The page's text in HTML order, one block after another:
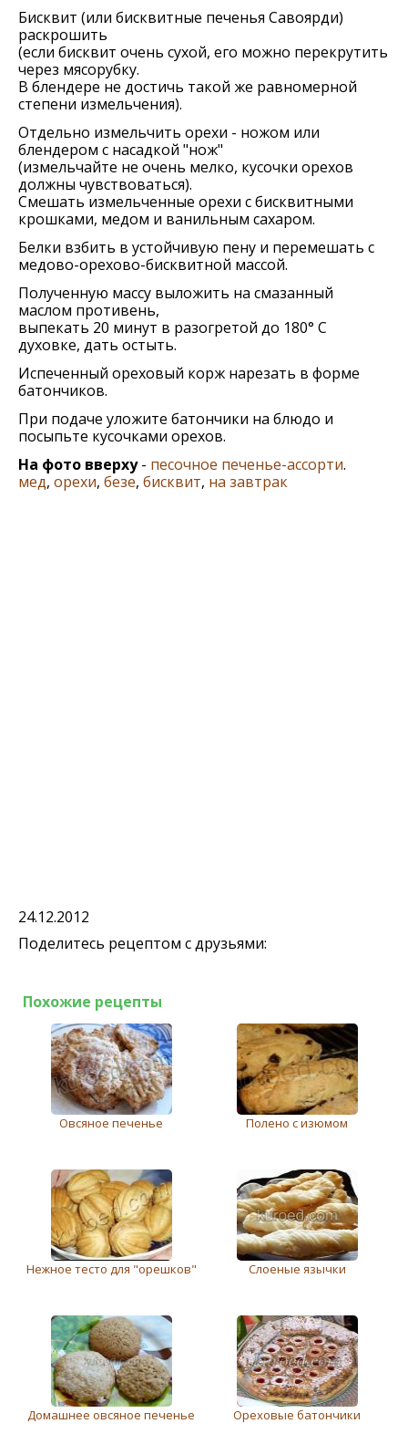
Бисквит (или бисквитные печенья Савоярди)
раскрошить
(если бисквит очень сухой, его можно перекрутить
через мясорубку.
В блендере не достичь такой же равномерной
степени измельчения).
Отдельно измельчить орехи - ножом или
блендером с насадкой "нож"
(измельчайте не очень мелко, кусочки орехов
должны чувствоваться).
Смешать измельченные орехи с бисквитными
крошками, медом и ванильным сахаром.
Белки взбить в устойчивую пену и перемешать с
медово-орехово-бисквитной массой.
Полученную массу выложить на смазанный
маслом противень,
выпекать 20 минут в разогретой до 180° С
духовке, дать остыть.
Испеченный ореховый корж нарезать в форме
батончиков.
При подаче уложите батончики на блюдо и
посыпьте кусочками орехов.
На фото вверху- песочное печенье-ассорти.
мед, орехи, безе, бисквит, на завтрак
24.12.2012
Поделитесь рецептом с друзьями:
Похожие рецепты
Овсяное печенье Полено с изюмом
Нежное тесто для "орешков" Слоеные язычки
Домашнее овсяное печенье Ореховые батончики